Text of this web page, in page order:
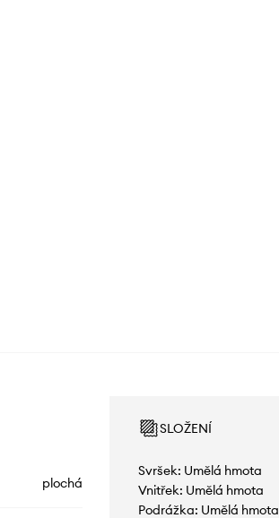
plochá
SLOŽENÍ
Svršek: Umělá hmota
Vnitřek: Umělá hmota
Podrážka: Umělá hmota